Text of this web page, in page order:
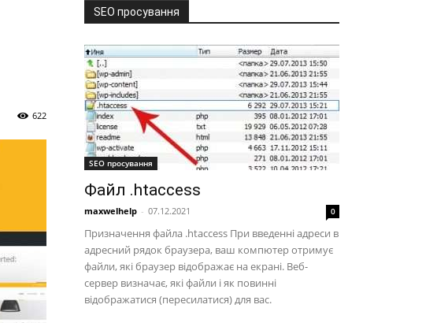
622
SEO просування
SEO просування
Файл .htaccess
maxwelhelp - 07.12.2021 0
Призначення файла .htaccess При введенні адреси в
адресний рядок браузера, ваш компютер отримує
файли, які браузер відображає на екрані. Веб-
сервер визначає, які файли і як повинні
відображатися (пересилатися) для вас.